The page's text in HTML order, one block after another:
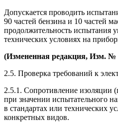
Допускается проводить
90 частей бензина и 10 частей
продолжительность испытания
технических условиях на
(Измененная редакция, Изм. №
2.5. Проверка требований к
2.5.1. Сопротивление изоляции
при значении испытательного
в стандартах или технических
конкретных видов.